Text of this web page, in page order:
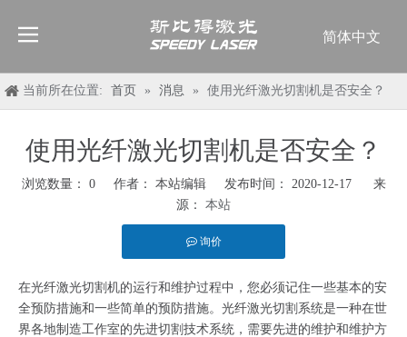
简体中文
العربية
Français
Pусский
Español
Deutsch
当前所在位置: 首页 » 消息 » 使用光纤激光切割机是否安全？
使用光纤激光切割机是否安全？
浏览数量： 0作者： 本站编辑 发布时间： 2020-12-17 来
源： 本站
询价
在光纤激光切割机的运行和维护过程中，您必须记住一些基本的安
全预防措施和一些简单的预防措施。光纤激光切割系统是一种在世
界各地制造工作室的先进切割技术系统，需要先进的维护和维护方